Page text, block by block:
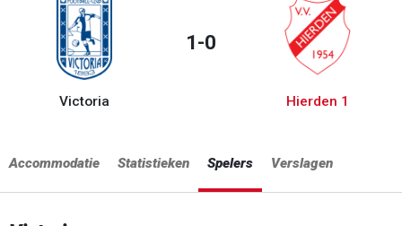
Victoria
1-0
Hierden 1
Accommodatie Statistieken Spelers Verslagen